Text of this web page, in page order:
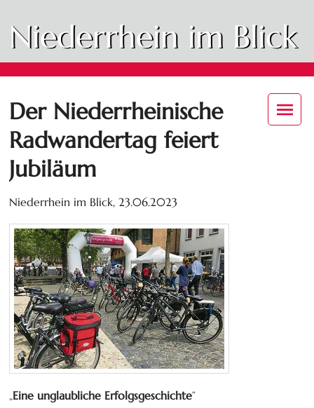
Niederrhein im Blick
Der Niederrheinische
Radwandertag feiert
Jubiläum
Niederrhein im Blick,23.06.2023
„Eine unglaubliche Erfolgsgeschichte”